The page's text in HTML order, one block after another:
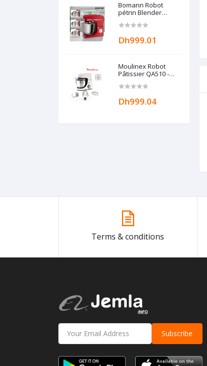
Bomann Robot
pétrin Blender
- Grande capacité
Dh999.01
Moulinex Robot
Pâtissier QA510 -
Garantie 2 ans
Dh999.04
Homy Grand panini sandwich
maker Puissance Maximale Pris Pas
Cher Special Maroc
Club Point:
Terms & conditions
Subscribe